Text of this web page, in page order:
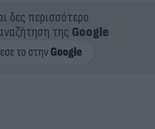
δες περισσότερο
της Google